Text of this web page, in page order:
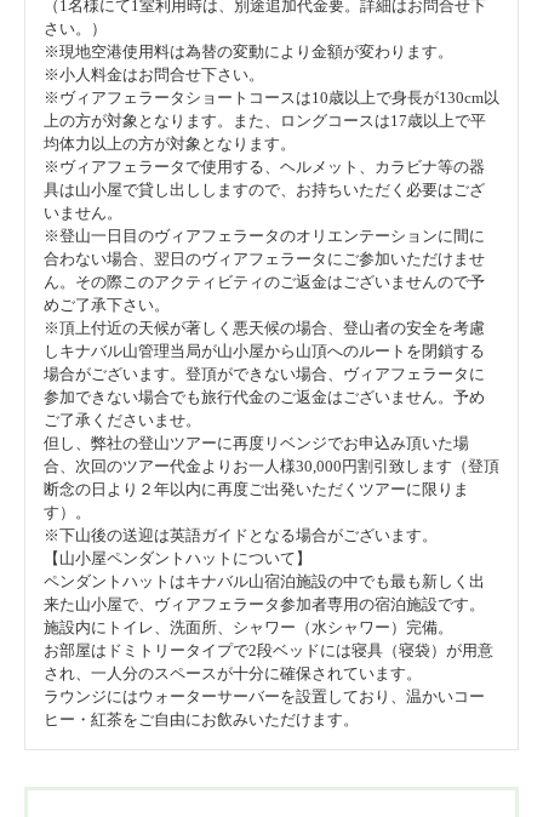
◇燃油なしブルネイ航空で行く◇ コスパ最強〈ハワードジ
ョンソン・コタキナバル〉に泊まる ≪現地サポート＆空港
送迎・朝食付≫ 4泊6日間
◇燃油なしブルネイ航空で行く◇ 熱帯雨林をイメージし
たモダンな〈ザ・ルマホテル〉に泊まる ≪現地サポート
＆空港送迎・朝食付≫ 4泊6日間
◇燃油なしブルネイ航空で行く◇ 63平米リビングキッチ
ン付き〈メルキュールホテル〉に泊まる ≪現地サポート
＆空港送迎・朝食付≫ 4泊6日間
◇燃油なしブルネイ航空で行く◇ ボルネオテイスト満点
〈ザ・マジェラン・ステラ〉に泊まる ≪現地サポート＆
空港送迎・朝食付≫ 4泊6日間
◇燃油なしブルネイ航空で行く◇ 市内に最も近い5つ星リゾ
ート〈ザ・パシフィック・ステラ〉に泊まる ≪現地サポ
ート＆空港送迎・朝食付≫ 4泊6日間
◇燃油なしブルネイ航空で行く◇ 【世界最高所のヴィアフ
ェラータもできる】キナバル登山 ♪日本語ガイドが入山登
録アシスト♪ 4泊6日間
◇燃油なしブルネイ航空で行く◇ 街歩きに最適の大型ホテ
ル〈プロムナードホテル〉に泊まる ≪現地サポート＆空港
送迎・朝食付≫ 4泊6日間
◇燃油なしブルネイ航空で行く◇ 【ポーリン温泉前泊】キ
ナバル登山 人気のラバンラタレストハウス泊 ♪日本語ガ
イドが入山登録アシスト♪ 4泊6日間
連泊】世界遺産グヌンムル洞窟探検 ≪鳥の目線のキャノ
（1名様にて1室利用時は、別途追加代金要。詳細はお問合せ下
さい。）
※現地空港使用料は為替の変動により金額が変わります。
※小人料金はお問合せ下さい。
※ヴィアフェラータショートコースは10歳以上で身長が130cm以
上の方が対象となります。また、ロングコースは17歳以上で平
均体力以上の方が対象となります。
※ヴィアフェラータで使用する、ヘルメット、カラビナ等の器
具は山小屋で貸し出ししますので、お持ちいただく必要はござ
いません。
※登山一日目のヴィアフェラータのオリエンテーションに間に
合わない場合、翌日のヴィアフェラータにご参加いただけませ
ん。その際このアクティビティのご返金はございませんので予
めご了承下さい。
※頂上付近の天候が著しく悪天候の場合、登山者の安全を考慮
しキナバル山管理当局が山小屋から山頂へのルートを閉鎖する
場合がございます。登頂ができない場合、ヴィアフェラータに
参加できない場合でも旅行代金のご返金はございません。予め
ご了承くださいませ。
但し、弊社の登山ツアーに再度リベンジでお申込み頂いた場
合、次回のツアー代金よりお一人様30,000円割引致します（登頂
断念の日より２年以内に再度ご出発いただくツアーに限りま
す）。
※下山後の送迎は英語ガイドとなる場合がございます。
【山小屋ペンダントハットについて】
ペンダントハットはキナバル山宿泊施設の中でも最も新しく出
来た山小屋で、ヴィアフェラータ参加者専用の宿泊施設です。
施設内にトイレ、洗面所、シャワー（水シャワー）完備。
お部屋はドミトリータイプで2段ベッドには寝具（寝袋）が用意
され、一人分のスペースが十分に確保されています。
ラウンジにはウォーターサーバーを設置しており、温かいコー
ヒー・紅茶をご自由にお飲みいただけます。